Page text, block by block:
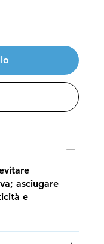
asciugare
e